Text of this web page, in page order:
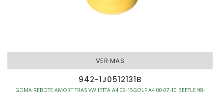
VER MAS
942-1J0512131B
GOMA REBOTE AMORT TRAS VW JETTA A4 09-15GOLF A4 00-07-10 BEETLE 98-